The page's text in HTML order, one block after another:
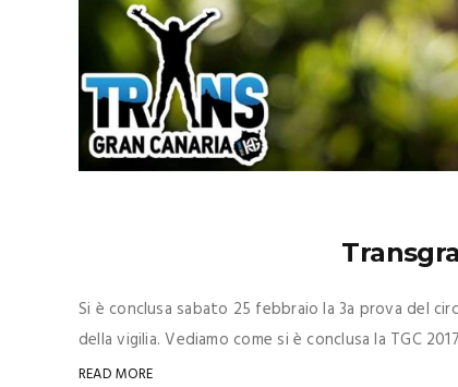
Si è conclusa sabato 25 febbraio la 3a prova del
della vigilia. Vediamo come si è conclusa la TGC
READ MORE